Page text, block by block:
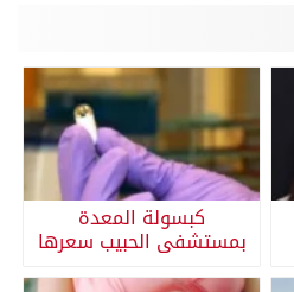
كبسولة المعدة
بمستشفى الحبيب سعرها